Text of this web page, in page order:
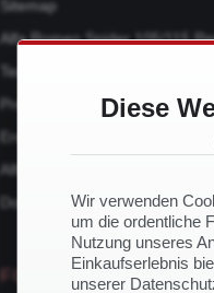
Sitemap
Alfa Romeo Spider 105/115
Team
Produktkataloge
Ersatzteile nach Modell
Alfa Romeo 105 Ersatzteile
Downloads
FOLGE UNS
Diese
Wir verwenden
um die ordentliche
Nutzung unseres
Einkaufserlebnis
unserer